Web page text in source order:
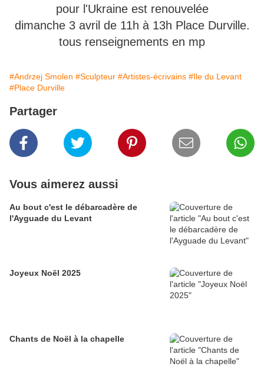
pour l'Ukraine est renouvelée
dimanche 3 avril de 11h à 13h Place Durville.
tous renseignements en mp
#Andrzej Smolen #Sculpteur #Artistes-écrivains #Ile du Levant
#Place Durville
Partager
Vous aimerez aussi
Au bout c'est le débarcadère de
l'Ayguade du Levant
Joyeux Noël 2025
Chants de Noël à la chapelle